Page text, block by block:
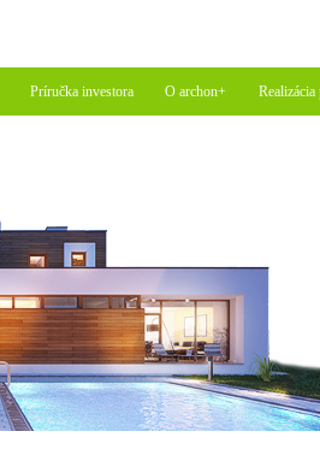
Príručka investora O archon+